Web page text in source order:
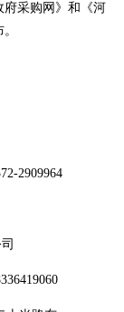
府采购网》和《河
2-2909964